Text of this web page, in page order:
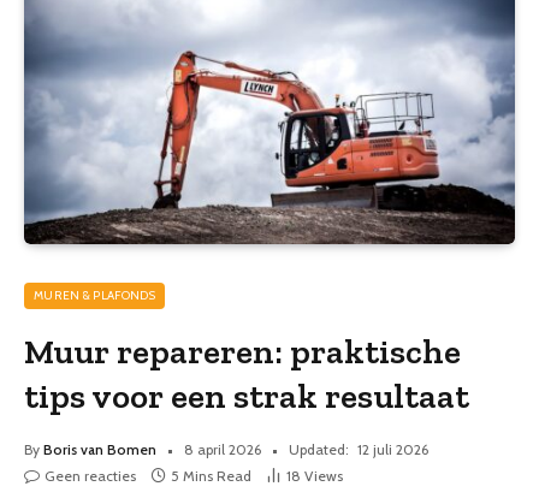
MUREN & PLAFONDS
Muur repareren: praktische
tips voor een strak resultaat
By Boris van Bomen 8 april 2026 Updated: 12 juli 2026
Geen reacties
5 Mins Read 18 Views